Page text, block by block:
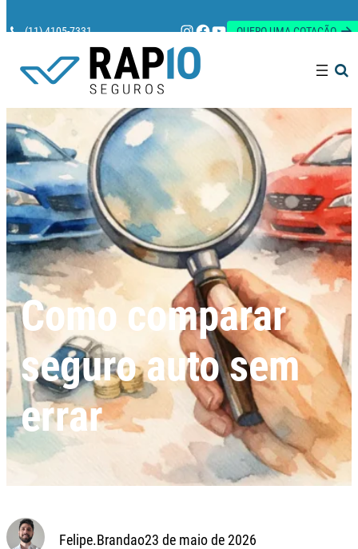
(11) 4105-7331 Instagram
Facebook
Youtube
QUERO UMA COTAÇÃO
Como comparar
seguro auto sem
errar
Felipe.Brandao23 de maio de 2026